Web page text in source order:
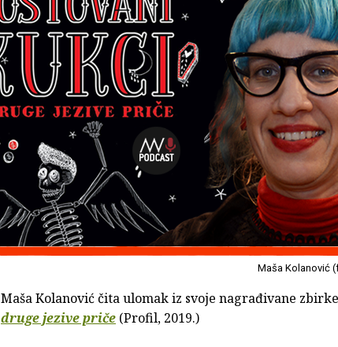
Maša Kolanović
Maša Kolanović čita ulomak iz svoje nagrađivane
druge jezive priče (Profil, 2019.)